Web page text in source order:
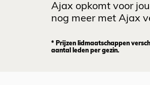
Ajax opkomt voor
nog meer met Ajax
* Prijzen lidmaatschappen
aantal leden per gezin.